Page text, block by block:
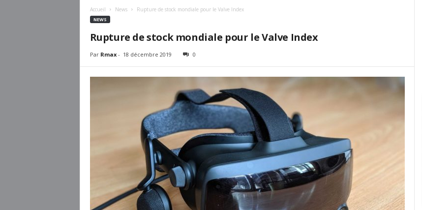
Accueil News Rupture de stock mondiale pour le Valve Index
NEWS
Rupture de stock mondiale pour le Valve Index
Par Rmax- 18 décembre 2019 0